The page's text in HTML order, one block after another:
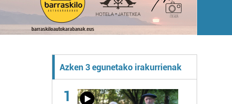
Azken 3 egunetako irakurrienak
1